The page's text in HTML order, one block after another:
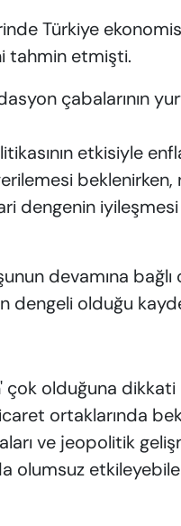
Türkiye
tahmin etmişti.
çabalarının
etkisiyle
beklenirken,
dengenin
devamına
dengeli olduğu
çok olduğuna
ortaklarında
ve jeopolitik